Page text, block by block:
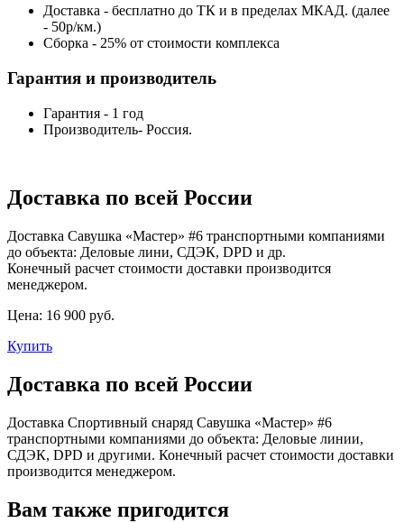
Доставка - бесплатно до ТК и в пределах МКАД. (далее
- 50р/км.)
Сборка - 25% от стоимости комплекса
Гарантия и производитель
Гарантия - 1 год
Производитель- Россия.
Доставка по всей России
Доставка Савушка «‎Мастер» #6 транспортными компаниями
до объекта: Деловые лини, СДЭК, DPD и др.
Конечный расчет стоимости доставки производится
менеджером.
Цена: 16 900 руб.
Купить
Доставка по всей России
Доставка Спортивный снаряд Савушка «‎Мастер» #6
транспортными компаниями до объекта: Деловые линии,
СДЭК, DPD и другими. Конечный расчет стоимости доставки
производится менеджером.
Вам также пригодится